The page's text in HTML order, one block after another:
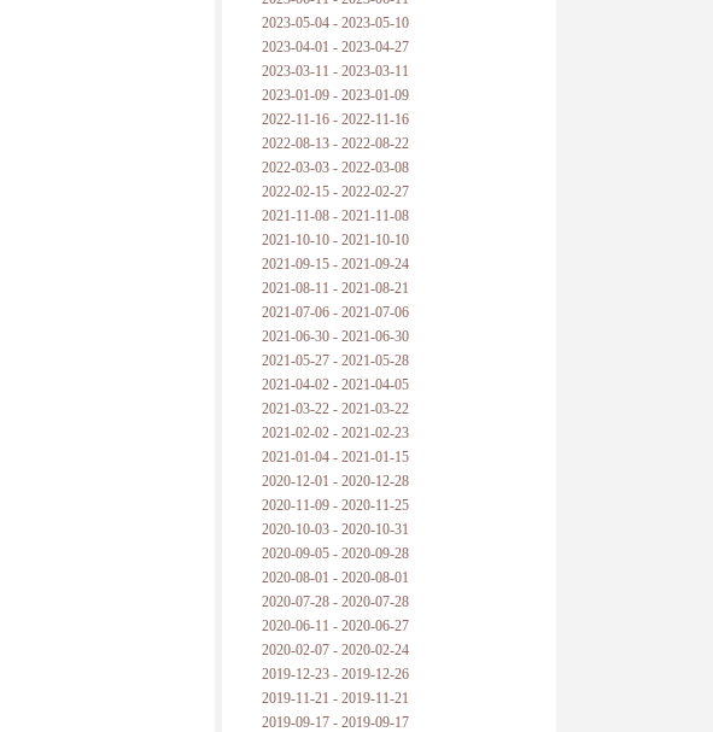
2023-05-04 - 2023-05-10
2023-04-01 - 2023-04-27
2023-03-11 - 2023-03-11
2023-01-09 - 2023-01-09
2022-11-16 - 2022-11-16
2022-08-13 - 2022-08-22
2022-03-03 - 2022-03-08
2022-02-15 - 2022-02-27
2021-11-08 - 2021-11-08
2021-10-10 - 2021-10-10
2021-09-15 - 2021-09-24
2021-08-11 - 2021-08-21
2021-07-06 - 2021-07-06
2021-06-30 - 2021-06-30
2021-05-27 - 2021-05-28
2021-04-02 - 2021-04-05
2021-03-22 - 2021-03-22
2021-02-02 - 2021-02-23
2021-01-04 - 2021-01-15
2020-12-01 - 2020-12-28
2020-11-09 - 2020-11-25
2020-10-03 - 2020-10-31
2020-09-05 - 2020-09-28
2020-08-01 - 2020-08-01
2020-07-28 - 2020-07-28
2020-06-11 - 2020-06-27
2020-02-07 - 2020-02-24
2019-12-23 - 2019-12-26
2019-11-21 - 2019-11-21
2019-09-17 - 2019-09-17